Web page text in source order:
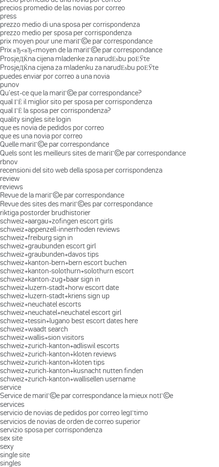
precios promedio de las novias por correo
press
prezzo medio di una sposa per corrispondenza
prezzo medio per sposa per corrispondenza
prix moyen pour une mariГ©e par correspondance
Prix вЂ‹вЂ‹moyen de la mariГ©e par correspondance
ProsjeДЌna cijena mladenke za narudЕѕbu poЕЎte
ProsjeДЌna cijena za mladenku za narudЕѕbu poЕЎte
puedes enviar por correo a una novia
punov
Qu'est-ce que la mariГ©e par correspondance?
qual ГЁ il miglior sito per sposa per corrispondenza
qual ГЁ la sposa per corrispondenza?
quality singles site login
que es novia de pedidos por correo
que es una novia por correo
Quelle mariГ©e par correspondance
Quels sont les meilleurs sites de mariГ©e par correspondance
rbnov
recensioni del sito web della sposa per corrispondenza
review
reviews
Revue de la mariГ©e par correspondance
Revue des sites des mariГ©es par correspondance
riktiga postorder brudhistorier
schweiz+aargau+zofingen escort girls
schweiz+appenzell-innerrhoden reviews
schweiz+freiburg sign in
schweiz+graubunden escort girl
schweiz+graubunden+davos tips
schweiz+kanton-bern+bern escort buchen
schweiz+kanton-solothurn+solothurn escort
schweiz+kanton-zug+baar sign in
schweiz+luzern-stadt+horw escort date
schweiz+luzern-stadt+kriens sign up
schweiz+neuchatel escorts
schweiz+neuchatel+neuchatel escort girl
schweiz+tessin+lugano best escort dates here
schweiz+waadt search
schweiz+wallis+sion visitors
schweiz+zurich-kanton+adliswil escorts
schweiz+zurich-kanton+kloten reviews
schweiz+zurich-kanton+kloten tips
schweiz+zurich-kanton+kusnacht nutten finden
schweiz+zurich-kanton+wallisellen username
service
Service de mariГ©e par correspondance la mieux notГ©e
services
servicio de novias de pedidos por correo legГ­timo
servicios de novias de orden de correo superior
servizio sposa per corrispondenza
sex site
sexy
single site
singles